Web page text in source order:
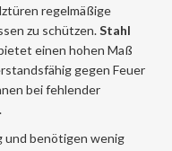
regelmäßige
zu schützen.Stahl
einen hohen Maß
gegen Feuer
bei fehlender
und benötigen wenig